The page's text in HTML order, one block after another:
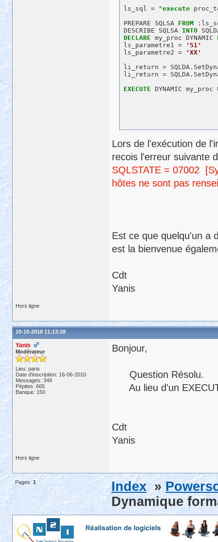
ls_sql = "execute
PREPARE SQLSA FROM
DESCRIBE SQLSA INTO
DECLARE my_proc DYNAMIC
ls_parametre1 =
'51'
ls_parametre2 =
'XX'
li_return =
li_return =
EXECUTE
Lors de l'exécution de
recois l'erreur suivante
SQLSTATE = 07002
hôtes ne sont pas
Est ce que quelqu'un a
est la bienvenue
Cdt
Yanis
Hors ligne
10-10-2018 11:13:28
Yanis
Modérateur
Lieu: paris
Date d'inscription: 16-06-2010
Messages: 349
Pépites: 665
Banque: 150
Bonjour,
Question Résolu.
Au lieu d'un
Cdt
Yanis
Hors ligne
Pages: 1 Index »
Dynamique